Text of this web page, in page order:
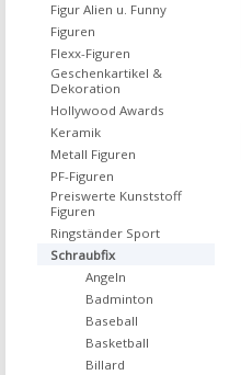
Figur Alien u. Funny
Figuren
Flexx-Figuren
Geschenkartikel &
Dekoration
Hollywood Awards
Keramik
Metall Figuren
PF-Figuren
Preiswerte Kunststoff
Figuren
Ringständer Sport
Schraubfix
Angeln
Badminton
Baseball
Basketball
Billard